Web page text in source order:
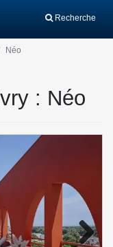
Recherche
Néo
: Néo